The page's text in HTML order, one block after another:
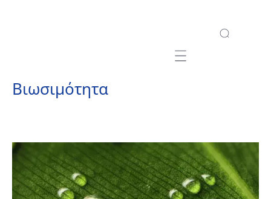
Mobile navigation
Βιωσιμότητα